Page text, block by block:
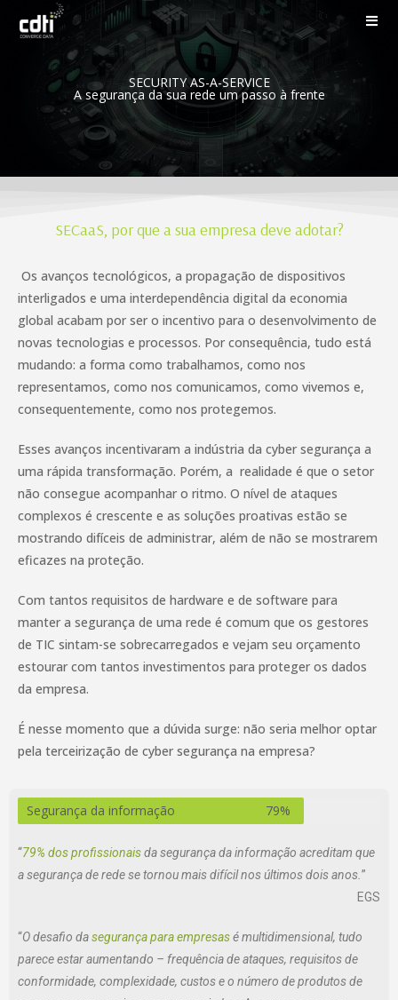
SECURITY AS-A-SERVICE
A segurança da sua rede um passo à frente
SECaaS, por que a sua empresa deve adotar?
Os avanços tecnológicos, a propagação de dispositivos
interligados e uma interdependência digital da economia
global acabam por ser o incentivo para o desenvolvimento de
novas tecnologias e processos. Por consequência, tudo está
mudando: a forma como trabalhamos, como nos
representamos, como nos comunicamos, como vivemos e,
consequentemente, como nos protegemos.
Esses avanços incentivaram a indústria da cyber segurança a
uma rápida transformação. Porém, a realidade é que o setor
não consegue acompanhar o ritmo. O nível de ataques
complexos é crescente e as soluções proativas estão se
mostrando difíceis de administrar, além de não se mostrarem
eficazes na proteção.
Com tantos requisitos de hardware e de software para
manter a segurança de uma rede é comum que os gestores
de TIC sintam-se sobrecarregados e vejam seu orçamento
estourar com tantos investimentos para proteger os dados
da empresa.
É nesse momento que a dúvida surge: não seria melhor optar
pela terceirização de cyber segurança na empresa?
Segurança da informação 79%
“79% dos profissionaisda segurança da informação acreditam que
a segurança de rede se tornou mais difícil nos últimos dois anos. ”
EGS
“O desafio dasegurança para empresasé multidimensional, tudo
parece estar aumentando – frequência de ataques, requisitos de
conformidade, complexidade, custos e o número de produtos de